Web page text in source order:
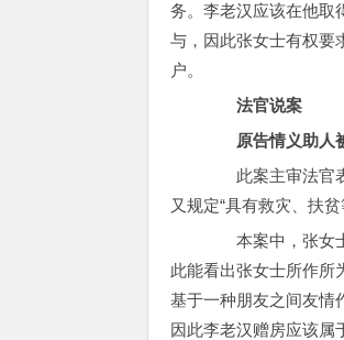
务。李老汉应该在他取
与，因此张女士有权要
户。
法官说案
原告情义助人
此案主审法官表
又规定“具有救灾、扶
本案中，张女士
此能看出张女士所作所
基于一种朋友之间友情
因此李老汉赠房应该属